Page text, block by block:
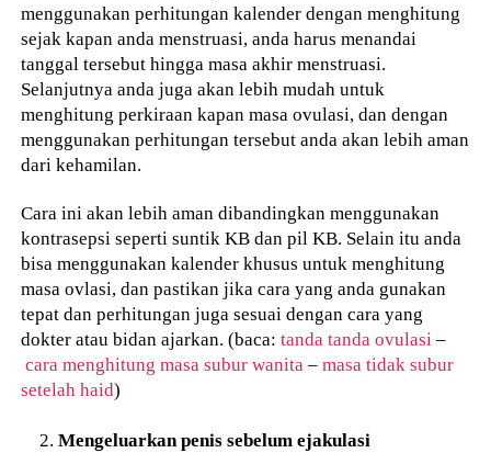
menggunakan perhitungan kalender dengan menghitung
sejak kapan anda menstruasi, anda harus menandai
tanggal tersebut hingga masa akhir menstruasi.
Selanjutnya anda juga akan lebih mudah untuk
menghitung perkiraan kapan masa ovulasi, dan dengan
menggunakan perhitungan tersebut anda akan lebih aman
dari kehamilan.
Cara ini akan lebih aman dibandingkan menggunakan
kontrasepsi seperti suntik KB dan pil KB. Selain itu anda
bisa menggunakan kalender khusus untuk menghitung
masa ovlasi, dan pastikan jika cara yang anda gunakan
tepat dan perhitungan juga sesuai dengan cara yang
dokter atau bidan ajarkan. (baca:tanda tanda ovulasi –
cara menghitung masa subur wanita –masa tidak subur
setelah haid)
Mengeluarkan penis sebelum ejakulasi